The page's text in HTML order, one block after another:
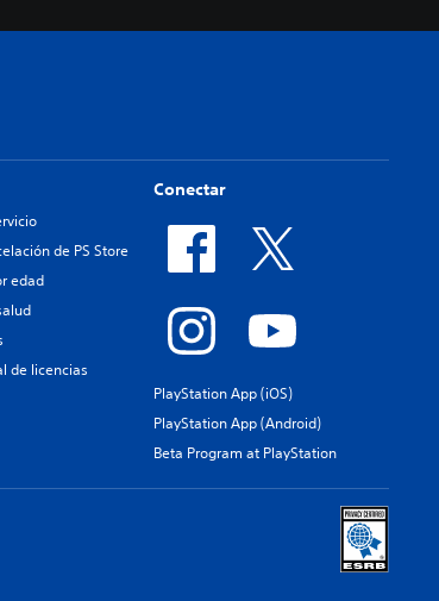
de PS Store
edad
de licencias
Conectar
PlayStation App (iOS)
PlayStation App (Android)
Beta Program at PlayStation